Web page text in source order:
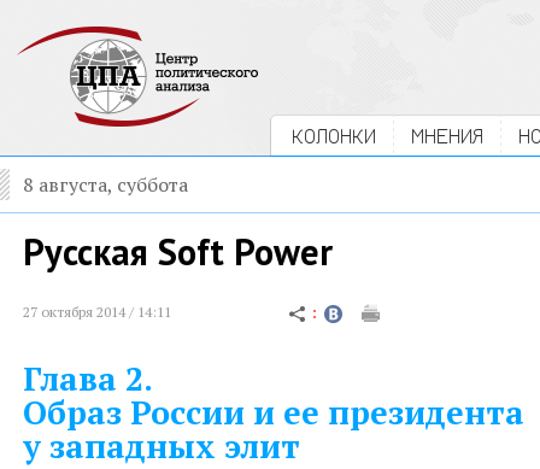
КОЛОНКИ МНЕНИЯ
8 августа, суббота
Русская Soft Power
27 октября 2014 / 14:11
Глава 2.
Образ России и ее президента
у западных элит